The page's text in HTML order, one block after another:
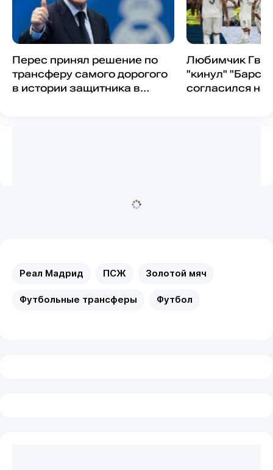
Перес принял решение по
трансферу самого дорогого
в истории защитника в
Любимчик
"кинул"
согласился на
Реал Мадрид ПСЖ Золотой мяч
Футбольные трансферы Футбол